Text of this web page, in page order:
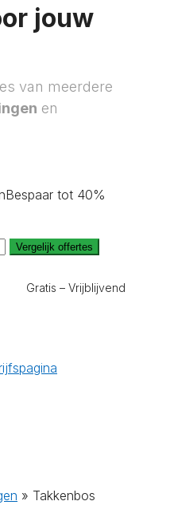
jouw
van meerdere
en
Bespaar tot 40%
Vergelijk offertes
Gratis – Vrijblijvend
» Takkenbos